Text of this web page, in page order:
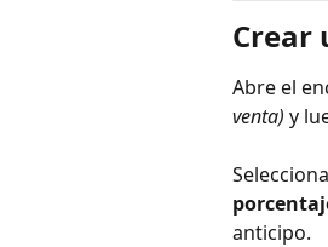
Crear
Abre el
venta) y
Selecciona
anticipo.